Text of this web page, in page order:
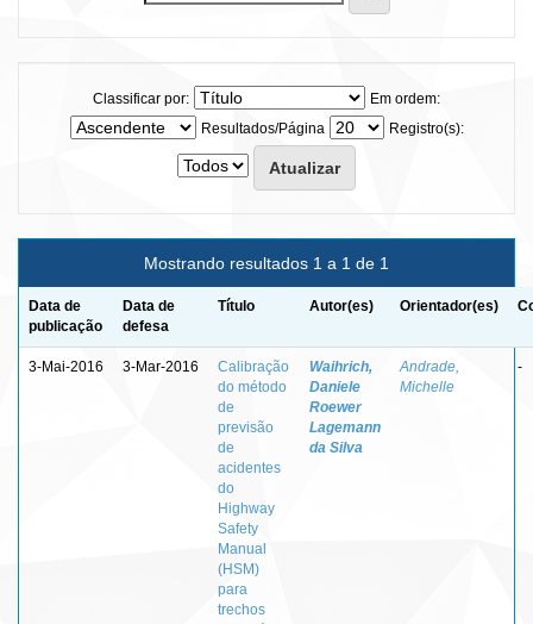
Classificar por:
Em ordem:
Resultados/Página
Registro(s):
Mostrando resultados 1 a 1 de 1
Data de
publicação
Data de
defesa
Título Autor(es) Orientador(es)
3-Mai-2016 3-Mar-2016
Calibração
do método
de
previsão
de
acidentes
do
Highway
Safety
Manual
(HSM)
para
trechos
Waihrich,
Daniele
Roewer
Lagemann
da Silva
Andrade,
Michelle
-